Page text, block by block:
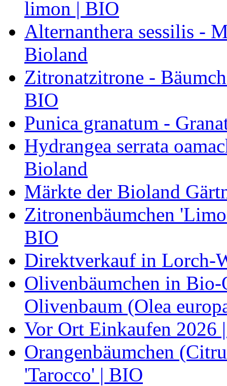
limon | BIO
Alternanthera sessilis -
Bioland
Zitronatzitrone -
BIO
Punica granatum -
Hydrangea serrata
Bioland
Märkte der Bioland
Zitronenbäumchen
BIO
Direktverkauf in Lorch-
Olivenbäumchen in Bio-
Olivenbaum (Olea
Vor Ort Einkaufen 2026
Orangenbäumchen
'Tarocco' | BIO